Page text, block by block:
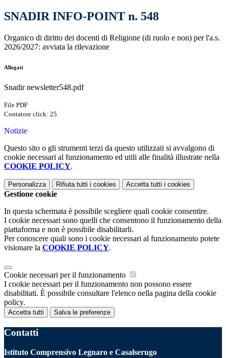
SNADIR INFO-POINT n. 548
Organico di diritto dei docenti di Religione (di ruolo e non) per l'a.s.
2026/2027: avviata la rilevazione
Allegati
Snadir newsletter548.pdf
File PDF
Contatore click: 25
Notizie
Questo sito o gli strumenti terzi da questo utilizzati si avvalgono di
cookie necessari al funzionamento ed utili alle finalità illustrate nella
COOKIE POLICY.
Personalizza Rifiuta tutti i cookies Accetta tutti i cookies
Gestione cookie
In questa schermata è possibile scegliere quali cookie consentire.
I cookie necessari sono quelli che consentono il funzionamento della
piattaforma e non è possibile disabilitarli.
Per conoscere quali sono i cookie necessari al funzionamento potete
visionare la COOKIE POLICY.
Cookie necessari per il funzionamento
I cookie necessari per il funzionamento non possono essere
disabilitati. È possibile consultare l'elenco nella pagina della cookie
policy.
Accetta tutti Salva le preferenze
Contatti
Istituto Comprensivo Legnaro e Casalserugo